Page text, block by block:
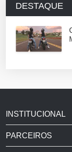
DESTAQUE
INSTITUCIONAL
PARCEIROS